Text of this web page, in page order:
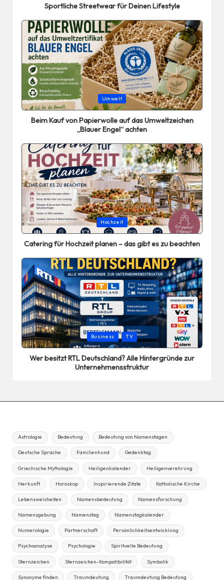
Sportliche Streetwear für Deinen Lifestyle
Posted
in
Umwelt
Beim Kauf von Papierwolle auf das Umweltzeichen
„Blauer Engel“ achten
Posted
in
Hochzeit
Catering für Hochzeit planen – das gibt es zu beachten
Posted
in
Business TV
Wer besitzt RTL Deutschland? Alle Hintergründe zur
Unternehmensstruktur
Astrologie Bedeutung Bedeutung von Namenstagen
Deutsche Sprache Familienhund Gedenktag
Griechische Mythologie Heiligenkalender Heiligenverehrung
Herkunft Horoskop Inspirierende Zitate Katholische Kirche
Lebensweisheiten Namensbedeutung Namensforschung
Namensgebung Namenstag Namenstagkalender
Numerologie Partnerschaft Persönlichkeitsentwicklung
Psychoanalyse Psychologie Spirituelle Bedeutung
Sternzeichen Sternzeichen-Kompatibilität Symbolik
Synonyme finden Traumdeutung Traumdeutung Bedeutung